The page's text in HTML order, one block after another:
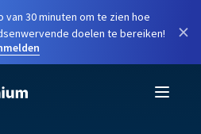
van 30 minuten om te zien hoe
doelen te bereiken!
×